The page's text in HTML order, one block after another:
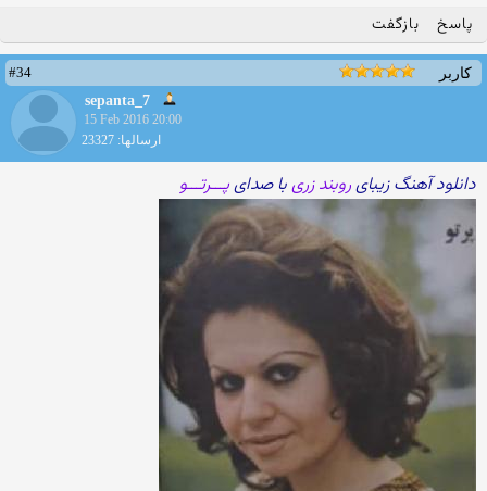
پاسخ بازگفت
کاربر
#34
sepanta_7
15 Feb 2016 20:00
ارسالها: 23327
دانلود آهنگ زیبایروبند زریبا صدایپـــرتـــو